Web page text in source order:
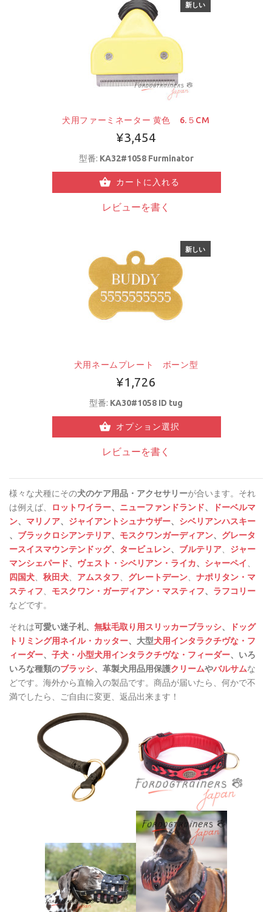
新しい
犬用ファーミネーター 黄色 6.５CM
¥3,454
型番: KA32#1058 Furminator
カートに入れる
レビューを書く
新しい
犬用ネームプレート ボーン型
¥1,726
型番: KA30#1058 ID tug
オプション選択
レビューを書く
様々な犬種にその犬のケア用品・アクセサリーが合います。それ
は例えば、
ロットワイラー、 ニューファンドランド、
ドーベルマ
ン、 マリノア、 ジャイアントシュナウザー、 シベリアンハスキー
、 ブラックロシアンテリア、 モスクワンガーディアン、 グレータ
ースイスマウンテンドッグ、 タービュレン、 ブルテリア
ジャー
マンシェパード、 ヴェスト・シベリアン・ライカ、 シャーペイ
四国犬
秋田犬 アムスタフ グレートデーン
ナポリタン・マ
スティフ
モスクワン・ガーディアン・マスティフ、 ラフコリー
などです。
それは可愛い迷子札、 無駄毛取り用スリッカーブラッシ、
ドッグ
トリミング用ネイル・カッター、大型犬用インタラクチヴな・フ
ィーダー、 子犬・小型犬用インタラクチヴな・フィーダー、いろ
いろな種類のブラッシ、革製犬用品用保護クリームやバルサムな
どです。海外から直輸入の製品です。商品が届いたら、何かで不
満でしたら、ご自由に変更、返品出来ます！